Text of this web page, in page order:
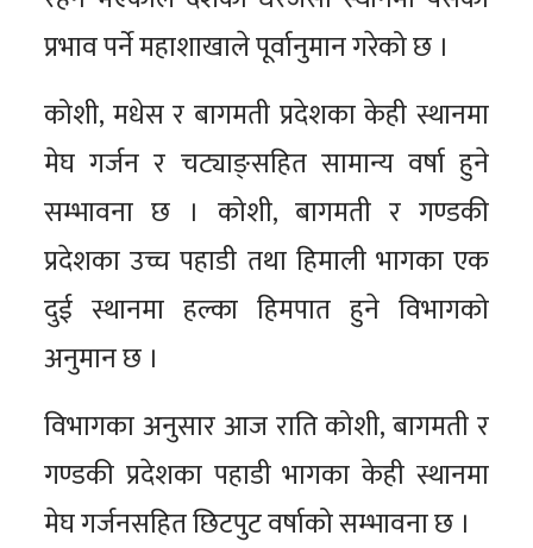
प्रभाव पर्ने महाशाखाले पूर्वानुमान गरेको छ ।
कोशी, मधेस र बागमती प्रदेशका केही स्थानमा
मेघ गर्जन र चट्याङ्सहित सामान्य वर्षा हुने
सम्भावना छ । कोशी, बागमती र गण्डकी
प्रदेशका उच्च पहाडी तथा हिमाली भागका एक
दुई स्थानमा हल्का हिमपात हुने विभागको
अनुमान छ ।
विभागका अनुसार आज राति कोशी, बागमती र
गण्डकी प्रदेशका पहाडी भागका केही स्थानमा
मेघ गर्जनसहित छिटपुट वर्षाको सम्भावना छ ।